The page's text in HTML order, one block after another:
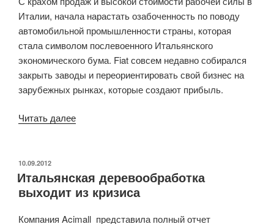
Италии, начала нарастать озабоченность по поводу
автомобильной промышленности страны, которая
стала символом послевоенного Итальянского
экономического бума. Fiat совсем недавно собирался
закрыть заводы и переориентировать свой бизнес на
зарубежных рынках, которые создают прибыль.
Читать далее
благодаря
зарубежной
ОПУБЛИКОВАНО
10.09.2012
Итальянская деревообработка
выходит из кризиса
Компания Acimall представила полный отчет